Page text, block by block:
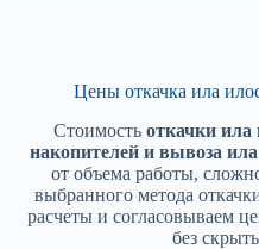
Цены откачка ила
Стоимостьоткачки ила
накопителей и вывоза ила
от объема работы,
выбранного метода
расчеты и согласовываем
без